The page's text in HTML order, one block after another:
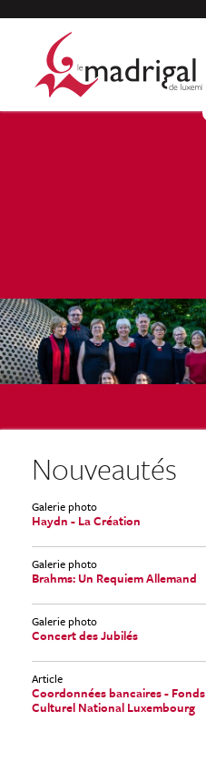
Nouveautés
Galerie photo
Haydn - La Création
Galerie photo
Brahms: Un Requiem Allemand
Galerie photo
Concert des Jubilés
Article
Coordonnées bancaires - Fonds
Culturel National Luxembourg